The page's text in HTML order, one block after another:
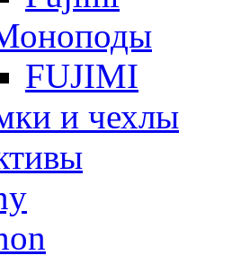
FUJIMI
и чехлы